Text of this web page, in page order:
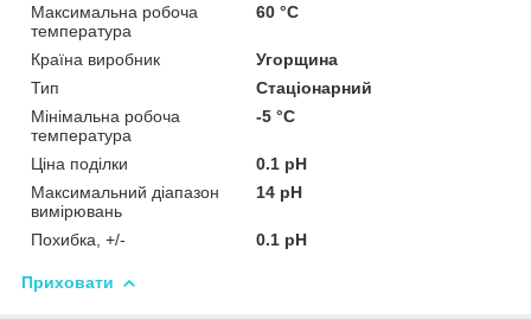
Максимальна робоча
температура
60 °С
Країна виробник
Угорщина
Тип
Стаціонарний
Мінімальна робоча
температура
-5 °С
Ціна поділки
0.1 pH
Максимальний діапазон
вимірювань
14 pH
Похибка, +/- 0.1 pH
Приховати